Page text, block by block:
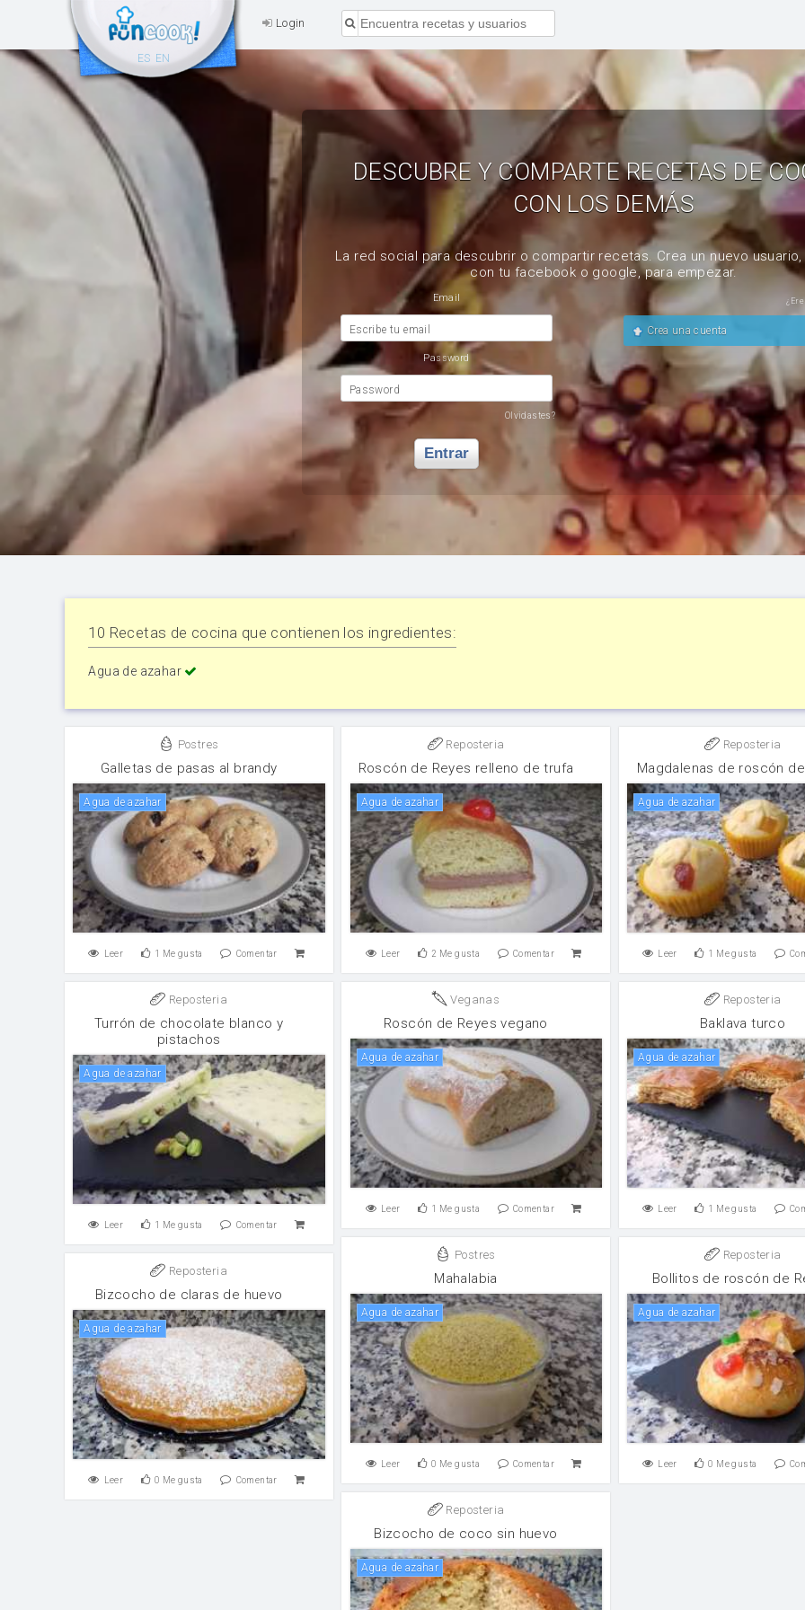
Login
ES EN
DESCUBRE Y COMPARTE RECETAS DE
CON LOS DEMÁS
La red social para descubrir o compartir recetas. Crea un nuevo
con tu facebook o google, para empezar.
Email
Escribe tu email
Password
Password
Olvidastes?
Entrar
Crea una cuenta
10 Recetas de cocina que contienen los ingredientes:
Agua de azahar
Postres
Galletas de pasas al brandy
Agua de azahar
Leer 1 Me gusta Comentar
Reposteria
Roscón de Reyes relleno de trufa
Agua de azahar
Leer 2 Me gusta Comentar
Reposteria
Magdalenas de roscón
Agua de azahar
Leer 1 Me gusta
Reposteria
Turrón de chocolate blanco y
pistachos
Agua de azahar
Leer 1 Me gusta Comentar
Veganas
Roscón de Reyes vegano
Agua de azahar
Leer 1 Me gusta Comentar
Reposteria
Baklava turco
Agua de azahar
Leer 1 Me gusta
Postres
Mahalabia
Agua de azahar
Leer 0 Me gusta Comentar
Reposteria
Bollitos de roscón de
Agua de azahar
Leer 0 Me gusta
Reposteria
Bizcocho de claras de huevo
Agua de azahar
Leer 0 Me gusta Comentar
Reposteria
Bizcocho de coco sin huevo
Agua de azahar